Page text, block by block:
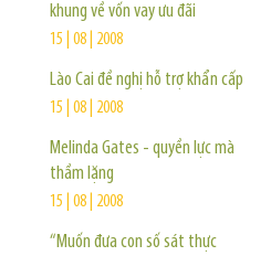
khung về vốn vay ưu đãi
15 | 08 | 2008
Lào Cai đề nghị hỗ trợ khẩn cấp
15 | 08 | 2008
Melinda Gates - quyền lực mà
thầm lặng
15 | 08 | 2008
“Muốn đưa con số sát thực